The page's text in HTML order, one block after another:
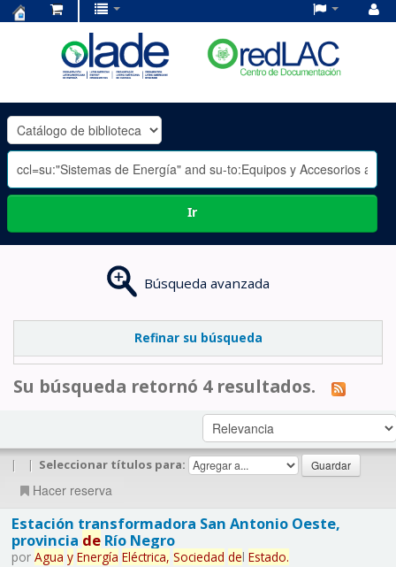
OLADE
-
Ir
Búsqueda avanzada
Refinar su búsqueda
Su búsqueda retornó 4 resultados.
| | Seleccionar títulos para:
Hacer reserva
Estación transformadora San Antonio Oeste,
provincia deRío Negro
por Agua y Energía Eléctrica, Sociedad del Estado.